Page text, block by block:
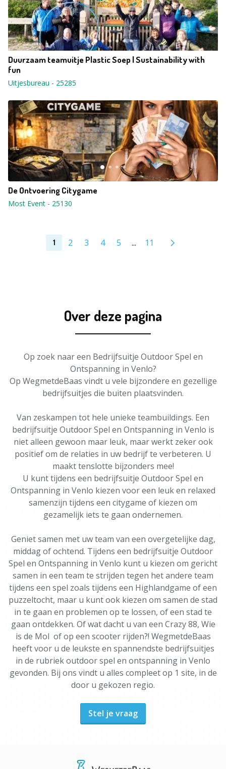
Duurzaam teamuitje Plastic Soep | Sustainability with
fun
Uitjesbureau - 25285
De Ontvoering Citygame
Most Event - 25130
1 2 3 4 5 ... 11
Over deze pagina
Op zoek naar een Bedrijfsuitje Outdoor Spel en
Ontspanning in Venlo?
Op WegmetdeBaas vindt u vele bijzondere en gezellige
bedrijfsuitjes die buiten plaatsvinden.
Van zeskampen tot hele unieke teambuildings. Een
bedrijfsuitje Outdoor Spel en Ontspanning in Venlo is
niet alleen gewoon maar leuk, maar werkt zeker ook
positief om de relaties in uw bedrijf te verbeteren. U
maakt tenslotte bijzonders mee!
U kunt tijdens een bedrijfsuitje Outdoor Spel en
Ontspanning in Venlo kiezen voor een leuk en relaxed
samenzijn tijdens een citygame of kiezen om
gezamelijk iets te gaan ondernemen.
Geniet samen met uw team van een overgetelijke dag,
middag of ochtend. Tijdens een bedrijfsuitje Outdoor
Spel en Ontspanning in Venlo kunt u kiezen om gericht
samen in een team te strijden tegen het andere team
tijdens een spel zoals tijdens een Highlandgame of een
puzzeltocht, maar u kunt ook kiezen om samen de stad
in te gaan en problemen op te lossen, of een stad te
gaan ontdekken. Of wat dacht u van een Crazy 88, Wie
is de Mol of op een scooter rijden?! WegmetdeBaas
heeft voor u de leukste en spannendste bedrijfsuitjes
in de rubriek outdoor spel en ontspanning in Venlo
gevonden. Bij ons vindt u alles compleet op 1 site, in de
door u gekozen regio.
Stel je vraag